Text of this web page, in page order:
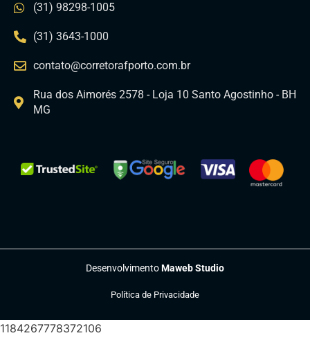
(31) 98298-1005
(31) 3643-1000
contato@corretorafporto.com.br
Rua dos Aimorés 2578 - Loja 10 Santo Agostinho - BH
MG
DesenvolvimentoMaweb Studio
Política de Privacidade
1184267778372106